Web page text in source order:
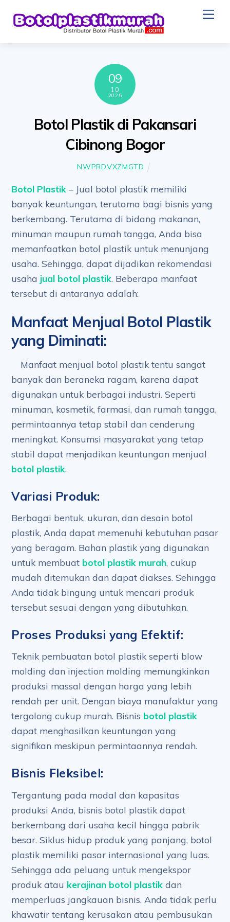
09
10
2025
Botol Plastik di Pakansari
Cibinong Bogor
NWPRDVXZMGTD
Botol Plastik – Jual botol plastik memiliki
banyak keuntungan, terutama bagi bisnis yang
berkembang. Terutama di bidang makanan,
minuman maupun rumah tangga, Anda bisa
memanfaatkan botol plastik untuk menunjang
usaha. Sehingga, dapat dijadikan rekomendasi
usaha jual botol plastik. Beberapa manfaat
tersebut di antaranya adalah:
Manfaat Menjual Botol Plastik
yang Diminati:
Manfaat menjual botol plastik tentu sangat
banyak dan beraneka ragam, karena dapat
digunakan untuk berbagai industri. Seperti
minuman, kosmetik, farmasi, dan rumah tangga,
permintaannya tetap stabil dan cenderung
meningkat. Konsumsi masyarakat yang tetap
stabil dapat menjadikan keuntungan menjual
botol plastik.
Variasi Produk:
Berbagai bentuk, ukuran, dan desain botol
plastik, Anda dapat memenuhi kebutuhan pasar
yang beragam. Bahan plastik yang digunakan
untuk membuat botol plastik murah, cukup
mudah ditemukan dan dapat diakses. Sehingga
Anda tidak bingung untuk mencari produk
tersebut sesuai dengan yang dibutuhkan.
Proses Produksi yang Efektif:
Teknik pembuatan botol plastik seperti blow
molding dan injection molding memungkinkan
produksi massal dengan harga yang lebih
rendah per unit. Dengan biaya manufaktur yang
tergolong cukup murah. Bisnis botol plastik
dapat menghasilkan keuntungan yang
signifikan meskipun permintaannya rendah.
Bisnis Fleksibel:
Tergantung pada modal dan kapasitas
produksi Anda, bisnis botol plastik dapat
berkembang dari usaha kecil hingga pabrik
besar. Siklus hidup produk yang panjang, botol
plastik memiliki pasar internasional yang luas.
Sehingga ada peluang untuk mengekspor
produk atau kerajinan botol plastik dan
memperluas jangkauan bisnis. Anda tidak perlu
khawatir tentang kerusakan atau pembusukan